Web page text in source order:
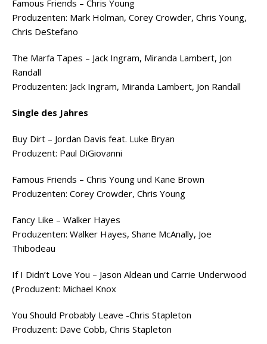
Famous Friends – Chris Young
Produzenten: Mark Holman, Corey Crowder, Chris Young,
Chris DeStefano
The Marfa Tapes – Jack Ingram, Miranda Lambert, Jon
Randall
Produzenten: Jack Ingram, Miranda Lambert, Jon Randall
Single des Jahres
Buy Dirt – Jordan Davis feat. Luke Bryan
Produzent: Paul DiGiovanni
Famous Friends – Chris Young und Kane Brown
Produzenten: Corey Crowder, Chris Young
Fancy Like – Walker Hayes
Produzenten: Walker Hayes, Shane McAnally, Joe
Thibodeau
If I Didn’t Love You – Jason Aldean und Carrie Underwood
(Produzent: Michael Knox
You Should Probably Leave -Chris Stapleton
Produzent: Dave Cobb, Chris Stapleton